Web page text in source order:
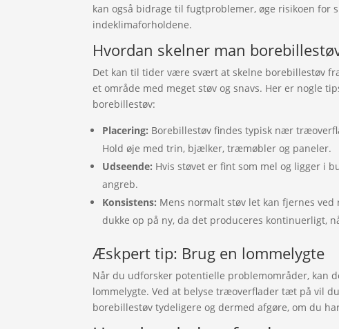
kan også bidrage til fugtproblemer, øge risikoen for
indeklimaforholdene.
Hvordan skelner man
Det kan til tider være svært at skelne borebillestøv
et område med meget støv og snavs. Her er nogle
borebillestøv:
Placering: Borebillestøv findes typisk nær
Hold øje med trin, bjælker, træmøbler og paneler.
Udseende: Hvis støvet er fint som mel og ligger i
angreb.
Konsistens: Mens normalt støv let kan fjernes
dukke op på ny, da det produceres kontinuerligt,
Æskpert tip: Brug en lommelygte
Når du udforsker potentielle problemområder, kan
lommelygte. Ved at belyse træoverflader tæt på vil
borebillestøv tydeligere og dermed afgøre, om du